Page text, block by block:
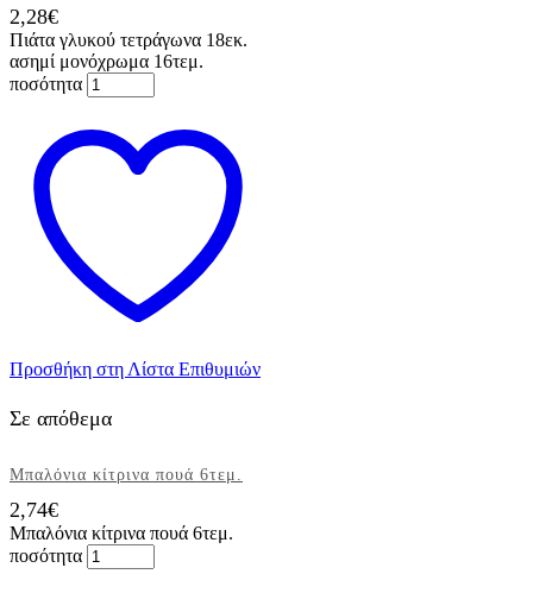
2,28€
Πιάτα γλυκού τετράγωνα 18εκ.
ασημί μονόχρωμα 16τεμ.
ποσότητα
Προσθήκη στη Λίστα Επιθυμιών
Σε απόθεμα
Μπαλόνια κίτρινα πουά 6τεμ.
2,74€
Μπαλόνια κίτρινα πουά 6τεμ.
ποσότητα